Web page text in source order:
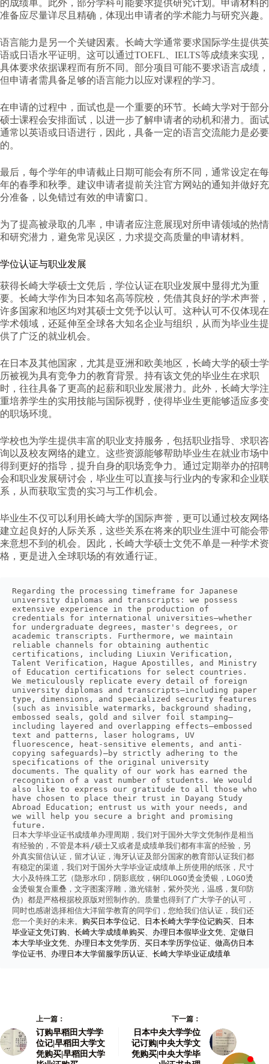
的成绩单。此外，部分学科可能要求提供研究计划。申请材料的
准备应尽量详尽且精确，体现出申请者的学术能力与研究兴趣。
语言能力是另一个关键因素。长崎大学通常要求国际学生提供英
语或日语水平证明。这可以通过TOEFL、IELTS等成绩来实现，
具体要求依据课程而有所不同。部分项目可能不要求语言成绩，
但申请者需具备足够的语言能力以应对课程的学习。
在申请的过程中，面试也是一个重要的环节。长崎大学对于部分
硕士课程会安排面试，以进一步了解申请者的动机和潜力。面试
通常以英语或日语进行，因此，具备一定的语言交流能力是必要
的。
最后，每个学年的申请截止日期可能会有所不同，通常设定在每
年的春季和秋季。建议申请者提前关注官方网站的通知并做好充
分准备，以免错过有效的申请窗口。
为了提高被录取的几率，申请者应注意展现对所申请领域的热情
和研究潜力，避免常见误区，力求提交高质量的申请材料。
学位认证与职业发展
获得长崎大学硕士文凭后，学位认证在职业发展中显得尤为重
要。长崎大学作为日本知名高等院校，凭借其良好的学术声誉，
许多国家和地区均对其硕士文凭予以认可。这种认可不仅体现在
学术领域，还延伸至全球各大知名企业与组织，从而为毕业生提
供了广泛的就业机会。
在日本及其他国家，尤其是亚洲和欧美地区，长崎大学的硕士学
历被视为具有竞争力的教育背景。持有该文凭的毕业生在求职
时，往往具备了更高的起薪和职业发展潜力。此外，长崎大学注
重培养学生的实用技能与国际视野，使得毕业生更能够适应多变
的职场环境。
学校也为学生提供丰富的职业支持服务，包括职业指导、求职咨
询以及校友网络的建立。这些资源能够帮助毕业生在就业市场中
得到更好的指导，提升自身的职场竞争力。通过定期举办的招聘
会和职业发展研讨会，毕业生可以直接与行业内的专家和企业联
系，从而获取宝贵的实习与工作机会。
毕业生不仅可以利用长崎大学的国际声誉，更可以通过校友网络
建立起良好的人际关系，这些关系在将来的职业生涯中可能会带
来意想不到的机会。因此，长崎大学硕士文凭不单是一种学术资
格，更是进入全球职场的有效通行证。
Regarding the processing timeframe for Japanese
university diplomas and transcripts: we possess
extensive experience in the production of
credentials for international universities—whether
for undergraduate degrees, master's degrees, or
academic transcripts. Furthermore, we maintain
reliable channels for obtaining authentic
certifications, including Liuxin Verification,
Talent Verification, Hague Apostilles, and Ministry
of Education certifications for select countries.
We meticulously replicate every detail of foreign
university diplomas and transcripts—including paper
type, dimensions, and specialized security features
(such as invisible watermarks, background shading,
embossed seals, gold and silver foil stamping—
including layered and overlapping effects—embossed
text and patterns, laser holograms, UV
fluorescence, heat-sensitive elements, and anti-
copying safeguards)—by strictly adhering to the
specifications of the original university
documents. The quality of our work has earned the
recognition of a vast number of students. We would
also like to express our gratitude to all those who
have chosen to place their trust in Dayang Study
Abroad Education; entrust us with your needs, and
we will help you secure a bright and promising
future.
日本大学毕业证书成绩单办理周期，我们对于国外大学文凭制作是相当
有经验的，不管是本科/硕士又或者是成绩单我们都有丰富的经验，另
外真实留信认证，留才认证，海牙认证及部分国家的教育部认证我们都
有稳定的渠道，我们对于国外大学毕业证成绩单上所使用的纸张，尺寸
大小及特殊工艺（隐形水印，阴影底纹，钢印LOGO烫金烫银，LOGO烫
金烫银复合重叠，文字图案浮雕，激光镭射，紫外荧光，温感，复印防
伪）都是严格根据校原版对照制作的。质量也得到了广大学子的认可，
同时也感谢选择相信大洋留学教育的同学们，您给我们信认证，我们还
您一个美好的未来。 购买日本学位记、日本长崎大学学位记购买、日本
毕业证文凭订购、长崎大学成绩单购买、办理日本假毕业文凭、定做日
本大学毕业文凭、办理日本文凭学历、买日本学历学位证、做高仿日本
学位证书、办理日本大学留服学历认证、长崎大学毕业证成绩单
上一篇：
订购早稻田大学学
位记|早稻田大学文
凭购买|早稻田大学
下一篇：
日本中央大学学位
记订购|中央大学文
凭购买|中央大学毕